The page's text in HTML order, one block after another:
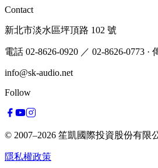
Contact
新北市淡水區坪頂路 102 號
電話 02-8626-0920 ／ 02-8626-0773 ·
info@sk-audio.net
Follow
© 2007–2026 笙凱國際投資股份有限
隱私權政策